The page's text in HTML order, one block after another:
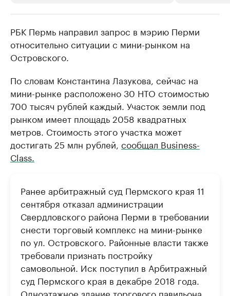
Крупнейшие производители и
продавцы медийной продукции
Страховые
РБК Пермь направил запрос в мэрию Перми
относительно ситуации с мини-рынком на
Островского.
По словам Константина Лазукова, сейчас на
мини-рынке расположено 30 НТО стоимостью
700 тысяч рублей каждый. Участок земли под
рынком имеет площадь 2058 квадратных
метров. Стоимость этого участка может
достигать 25 млн рублей, сообщал Business-
Сlass.
Ранее арбитражный суд Пермского края 11
сентября отказал администрации
Свердловского района Перми в требовании
снести торговый комплекс на мини-рынке
по ул. Островского. Районные власти также
требовали признать постройку
самовольной. Иск поступил в Арбитражный
суд Пермского края в декабре 2018 года.
Одноэтажное здание торгового павильона